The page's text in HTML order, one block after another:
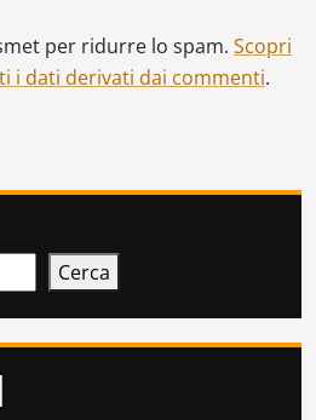
per ridurre lo spam. Scopri
i dati derivati dai commenti.
Cerca